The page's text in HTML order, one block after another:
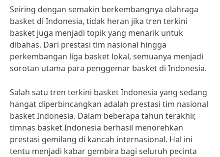
Seiring dengan semakin berkembangnya olahraga
basket di Indonesia, tidak heran jika tren terkini
basket juga menjadi topik yang menarik untuk
dibahas. Dari prestasi tim nasional hingga
perkembangan liga basket lokal, semuanya menjadi
sorotan utama para penggemar basket di Indonesia.
Salah satu tren terkini basket Indonesia yang sedang
hangat diperbincangkan adalah prestasi tim nasional
basket Indonesia. Dalam beberapa tahun terakhir,
timnas basket Indonesia berhasil menorehkan
prestasi gemilang di kancah internasional. Hal ini
tentu menjadi kabar gembira bagi seluruh pecinta